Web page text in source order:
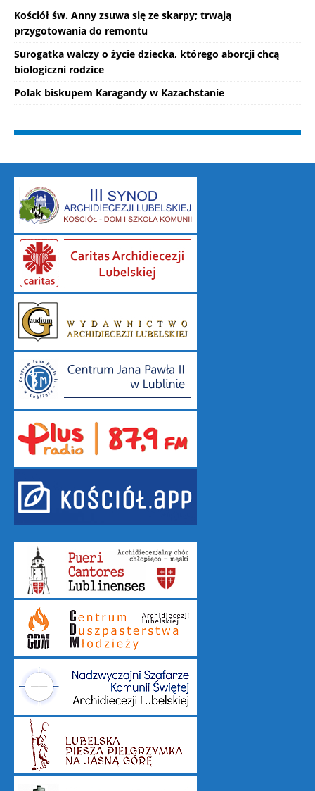
Kościół św. Anny zsuwa się ze skarpy; trwają
przygotowania do remontu
Surogatka walczy o życie dziecka, którego aborcji chcą
biologiczni rodzice
Polak biskupem Karagandy w Kazachstanie